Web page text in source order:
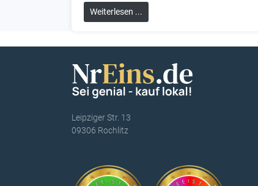
Weiterlesen ...
Leipziger Str. 13
09306 Rochlitz